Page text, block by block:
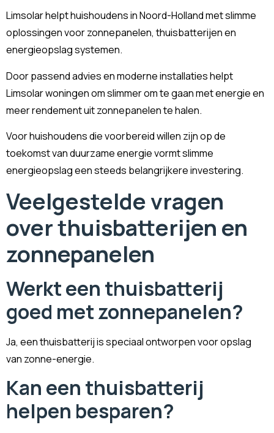
Limsolar helpt huishoudens in Noord-Holland met slimme
oplossingen voor zonnepanelen, thuisbatterijen en
energieopslag systemen.
Door passend advies en moderne installaties helpt
Limsolar woningen om slimmer om te gaan met energie en
meer rendement uit zonnepanelen te halen.
Voor huishoudens die voorbereid willen zijn op de
toekomst van duurzame energie vormt slimme
energieopslag een steeds belangrijkere investering.
Veelgestelde vragen
over thuisbatterijen en
zonnepanelen
Werkt een thuisbatterij
goed met zonnepanelen?
Ja, een thuisbatterij is speciaal ontworpen voor opslag
van zonne-energie.
Kan een thuisbatterij
helpen besparen?